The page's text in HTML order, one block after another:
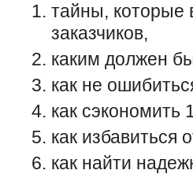
тайны, которые
заказчиков,
каким должен
как не
как сэкономить
как избавиться
как найти